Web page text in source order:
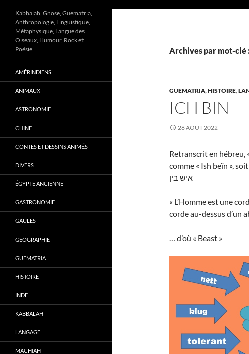
Archives par mot-clé
GUEMATRIA,HISTOIRE,
ICH BIN
28 AOÛT 2022
Retranscrit en hébreu,
comme « Ish beïn »,
איש בין
« L’Homme est une
corde au-dessus d’un
… d’où « Beast »
Kabbalah, Gnose, Guematria,
Anthropologie, Linguistique,
Métaphysique, Langue des
Oiseaux, Humour, Rock et
Poésie.
AMÉRINDIENS
ANIMAUX
ASTRONOMIE
CHINE
CONTES ET DESSINS ANIMÉS
DIVERS
ÉGYPTE ANCIENNE
GASTRONOMIE
GAULES
GEOGRAPHIE
GUEMATRIA
HISTOIRE
INDE
KABBALAH
LANGAGE
MACHIAH